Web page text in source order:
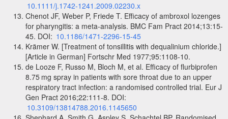
10.1111/j.1742-1241.2009.02230.x
Chenot JF, Weber P, Friede T. Efficacy of ambroxol lozenges
for pharyngitis: a meta-analysis. BMC Fam Pract 2014;13:15-
45. DOI: 10.1186/1471-2296-15-45
Krämer W. [Treatment of tonsillitis with dequalinium chloride.]
[Article in German] Fortschr Med 1977;95:1108-10.
de Looze F, Russo M, Bloch M, et al. Efficacy of flurbiprofen
8.75 mg spray in patients with sore throat due to an upper
respiratory tract infection: a randomised controlled trial. Eur J
Gen Pract 2016;22:111-8. DOI:
10.3109/13814788.2016.1145650